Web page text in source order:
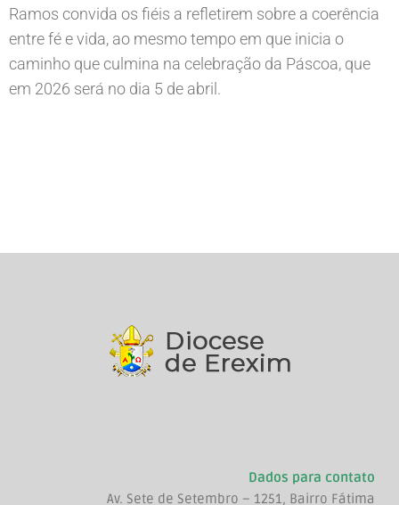
Ramos convida os fiéis a refletirem sobre a coerência
entre fé e vida, ao mesmo tempo em que inicia o
caminho que culmina na celebração da Páscoa, que
em 2026 será no dia 5 de abril.
Dados para contato
Av. Sete de Setembro – 1251, Bairro Fátima